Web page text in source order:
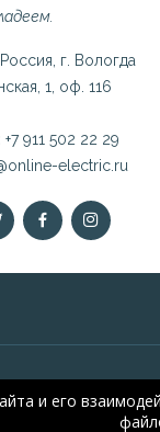
г. Вологда
1, оф. 116
+7 911 502 22 29
electric.ru
и его